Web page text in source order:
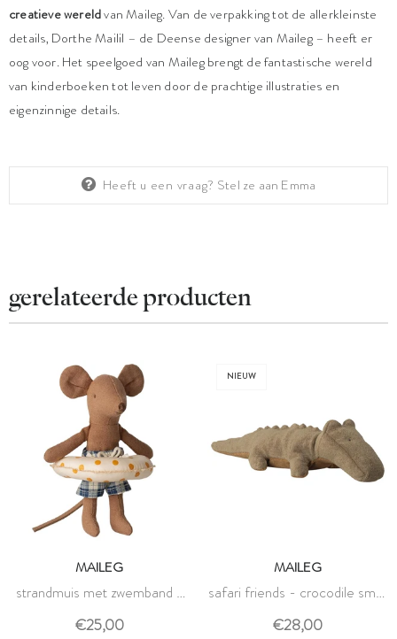
creatieve wereldvan Maileg. Van de verpakking tot de allerkleinste
details, Dorthe Mailil – de Deense designer van Maileg – heeft er
oog voor. Het speelgoed van Maileg brengt de fantastische wereld
van kinderboeken tot leven door de prachtige illustraties en
eigenzinnige details.
Heeft u een vraag? Stel ze aan Emma
gerelateerde producten
MAILEG
strandmuis met zwemband -
kleine broer - maileg
€25,00
NIEUW
MAILEG
safari friends - crocodile small
olive green - maileg
€28,00